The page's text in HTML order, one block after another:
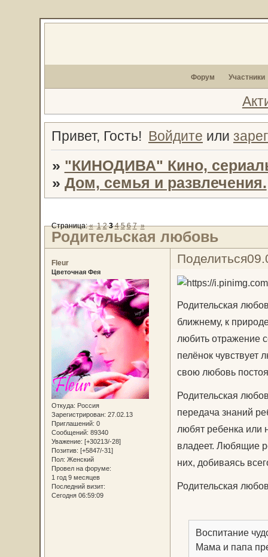
Форум Участники
Привет, Гость! Войдите или
» "КИНОДИВА" Кино,
» Дом, семья и развлечения.
Родительская любовь
Страница:« 1 2 3 4 5 6 7 »
Поделиться
Fleur
Цветочная Фея
Откуда: Россия
Зарегистрирован: 27.02.13
Приглашений: 0
Сообщений: 89340
Уважение: [+30213/-28]
Позитив: [+5847/-31]
Пол: Женский
Провел на форуме:
1 год 9 месяцев
Последний визит:
Сегодня 06:59:09
Родительская
ближнему, к
любить отражение
пелёнок чувствует
свою любовь
Родительская
передача знаний
любят ребенка или
владеет. Любящие
них, добиваясь
Родительская
Воспитание
Мама и папа